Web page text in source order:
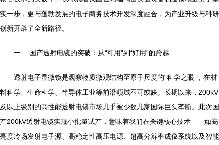
实一步，更与蓬勃发展的电子商务技术开发深度融合，为产业升级与科研
创新开辟了全新路径。
一、 国产透射电镜的突破：从“可用”到“好用”的跨越
透射电子显微镜是观察物质微观结构至原子尺度的“科学之眼”，在材
料科学、生命科学、半导体工业等前沿领域不可或缺。长期以来，200kV
及以上级别的高性能透射电镜市场几乎被少数几家国际巨头垄断。此次国
产200kV透射电镜实现小批量试产，意味着我们在关键核心技术——如高
亮度冷场发射电子源、高稳定性高压电源、超高分辨率成像系统以及智能